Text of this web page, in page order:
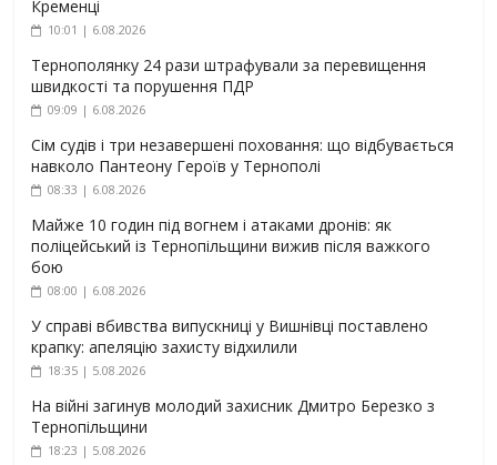
Кременці
10:01 | 6.08.2026
Тернополянку 24 рази штрафували за перевищення
швидкості та порушення ПДР
09:09 | 6.08.2026
Сім судів і три незавершені поховання: що відбувається
навколо Пантеону Героїв у Тернополі
08:33 | 6.08.2026
Майже 10 годин під вогнем і атаками дронів: як
поліцейський із Тернопільщини вижив після важкого
бою
08:00 | 6.08.2026
У справі вбивства випускниці у Вишнівці поставлено
крапку: апеляцію захисту відхилили
18:35 | 5.08.2026
На війні загинув молодий захисник Дмитро Березко з
Тернопільщини
18:23 | 5.08.2026